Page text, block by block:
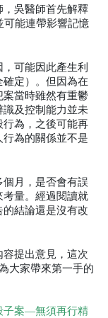
吳醫師首先解釋
可能連帶影響記憶
可能因此產生利
定）。但因為在
當時雖然有重鬱
及控制能力並未
行為，之後可能再
為的關係並不是
月，是否會有誤
考量。經過閱讀就
結論還是沒有改
提出意見，這次
大家帶來第一手的
子案—無須再行精